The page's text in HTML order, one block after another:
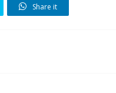
Share it